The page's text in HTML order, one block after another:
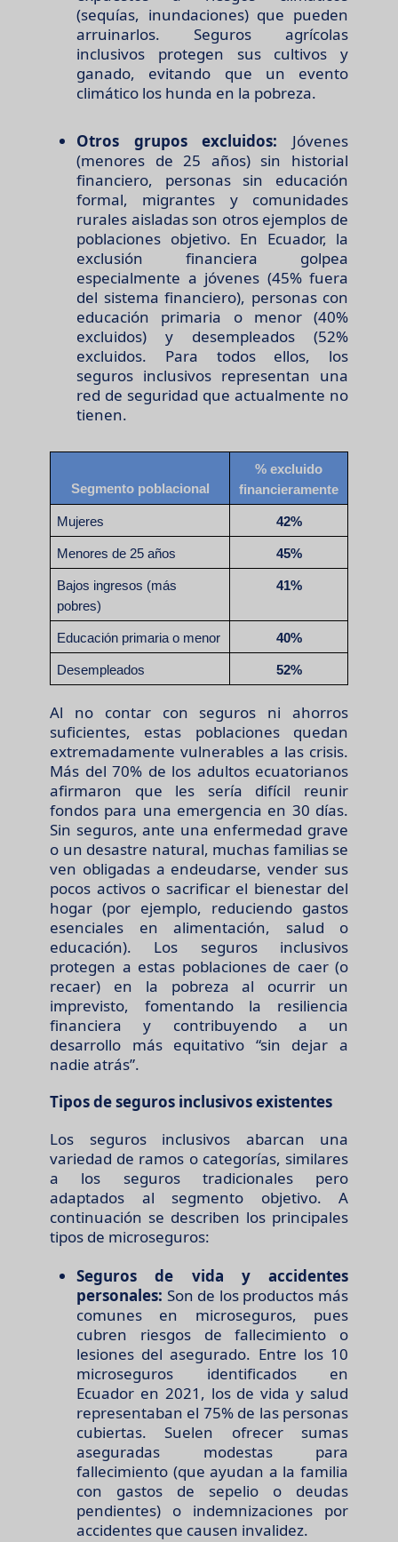
(sequías, inundaciones) que pueden
arruinarlos. Seguros agrícolas
inclusivos protegen sus cultivos y
ganado, evitando que un evento
climático los hunda en la pobreza.
Otros grupos excluidos: Jóvenes
(menores de 25 años) sin historial
financiero, personas sin educación
formal, migrantes y comunidades
rurales aisladas son otros ejemplos de
poblaciones objetivo. En Ecuador, la
exclusión financiera golpea
especialmente a jóvenes (45% fuera
del sistema financiero), personas con
educación primaria o menor (40%
excluidos) y desempleados (52%
excluidos. Para todos ellos, los
seguros inclusivos representan una
red de seguridad que actualmente no
tienen.
Segmento poblacional
% excluido
financieramente
Mujeres 42%
Menores de 25 años 45%
Bajos ingresos (más
pobres)
41%
Educación primaria o menor 40%
Desempleados 52%
Al no contar con seguros ni ahorros
suficientes, estas poblaciones quedan
extremadamente vulnerables a las crisis.
Más del 70% de los adultos ecuatorianos
afirmaron que les sería difícil reunir
fondos para una emergencia en 30 días.
Sin seguros, ante una enfermedad grave
o un desastre natural, muchas familias se
ven obligadas a endeudarse, vender sus
pocos activos o sacrificar el bienestar del
hogar (por ejemplo, reduciendo gastos
esenciales en alimentación, salud o
educación). Los seguros inclusivos
protegen a estas poblaciones de caer (o
recaer) en la pobreza al ocurrir un
imprevisto, fomentando la resiliencia
financiera y contribuyendo a un
desarrollo más equitativo “sin dejar a
nadie atrás”.
Tipos de seguros inclusivos existentes
Los seguros inclusivos abarcan una
variedad de ramos o categorías, similares
a los seguros tradicionales pero
adaptados al segmento objetivo. A
continuación se describen los principales
tipos de microseguros:
Seguros de vida y accidentes
personales: Son de los productos más
comunes en microseguros, pues
cubren riesgos de fallecimiento o
lesiones del asegurado. Entre los 10
microseguros identificados en
Ecuador en 2021, los de vida y salud
representaban el 75% de las personas
cubiertas. Suelen ofrecer sumas
aseguradas modestas para
fallecimiento (que ayudan a la familia
con gastos de sepelio o deudas
pendientes) o indemnizaciones por
accidentes que causen invalidez.